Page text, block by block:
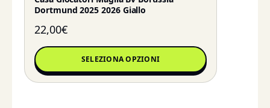
Dortmund 2025 2026 Giallo
22,00€
SELEZIONA OPZIONI